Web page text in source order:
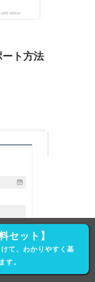
ト方法
収集す
セット】
て、わかりやすく基
す。